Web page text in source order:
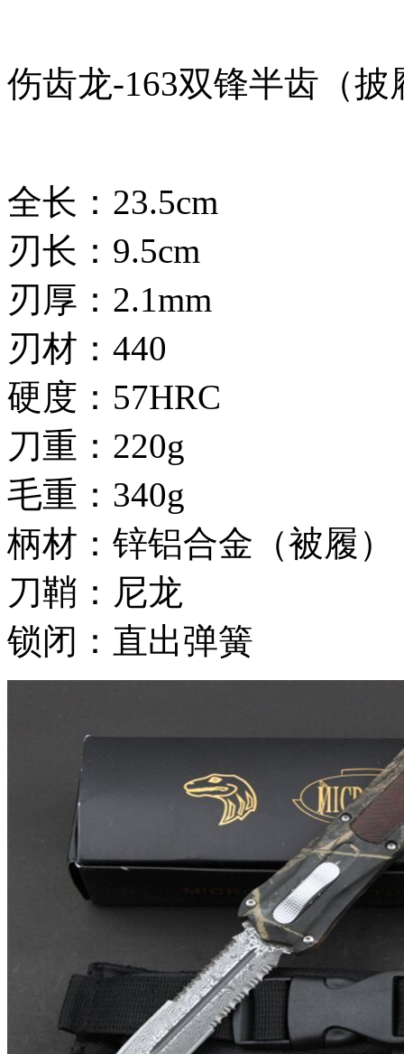
伤齿龙-163双锋半齿（披
全长：23.5cm
刃长：9.5cm
刃厚：2.1mm
刃材：440
硬度：57HRC
刀重：220g
毛重：340g
柄材：锌铝合金（被履）
刀鞘：尼龙
锁闭：直出弹簧